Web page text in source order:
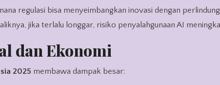
regulasi bisa menyeimbangkan inovasi dengan
jika terlalu longgar, risiko penyalahgunaan AI
dan Ekonomi
2025 membawa dampak besar: